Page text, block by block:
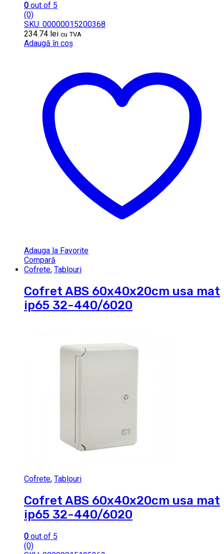
0 out of 5
(0)
SKU: 00000015200368
234.74 lei cu TVA
Adaugă în coș
Adauga la Favorite
Compară
Cofrete, Tablouri
Cofret ABS 60x40x20cm usa mat
ip65 32-440/6020
Cofrete, Tablouri
Cofret ABS 60x40x20cm usa mat
ip65 32-440/6020
0 out of 5
(0)